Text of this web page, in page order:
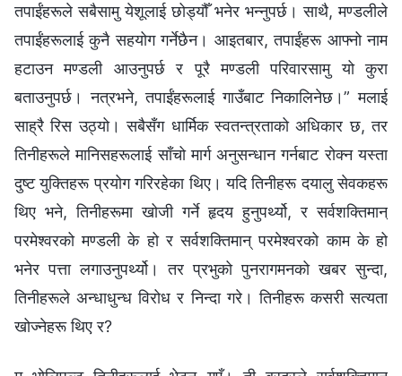
तपाईंहरूले सबैसामु येशूलाई छोड्यौँ भनेर भन्‍नुपर्छ। साथै, मण्डलीले
तपाईंहरूलाई कुनै सहयोग गर्नेछैन। आइतबार, तपाईंहरू आफ्‍नो नाम
हटाउन मण्डली आउनुपर्छ र पूरै मण्डली परिवारसामु यो कुरा
बताउनुपर्छ। नत्रभने, तपाईंहरूलाई गाउँबाट निकालिनेछ।” मलाई
साह्रै रिस उठ्यो। सबैसँग धार्मिक स्वतन्त्रताको अधिकार छ, तर
तिनीहरूले मानिसहरूलाई साँचो मार्ग अनुसन्धान गर्नबाट रोक्‍न यस्ता
दुष्ट युक्तिहरू प्रयोग गरिरहेका थिए। यदि तिनीहरू दयालु सेवकहरू
थिए भने, तिनीहरूमा खोजी गर्ने हृदय हुनुपर्थ्यो, र सर्वशक्तिमान्‌
परमेश्‍वरको मण्डली के हो र सर्वशक्तिमान्‌ परमेश्‍वरको काम के हो
भनेर पत्ता लगाउनुपर्थ्यो। तर प्रभुको पुनरागमनको खबर सुन्दा,
तिनीहरूले अन्धाधुन्ध विरोध र निन्दा गरे। तिनीहरू कसरी सत्यता
खोज्‍नेहरू थिए र?